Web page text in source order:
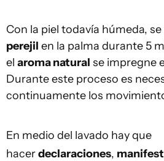
Con la piel todavía húmeda,
perejil en la palma durante 5
el aroma natural se impregne
Durante este proceso es
continuamente los
En medio del lavado hay que
hacerdeclaraciones,